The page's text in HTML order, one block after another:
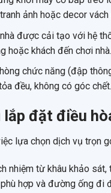
ảnh hoặc decor vách
được cải tạo với hệ
hoặc khách đến chơi nhà.
chức năng (đập
đều, không có góc chết.
lắp đặt điều
lựa chọn dịch vụ trọn
nhiệm từ khâu khảo
hợp và đường ống đi